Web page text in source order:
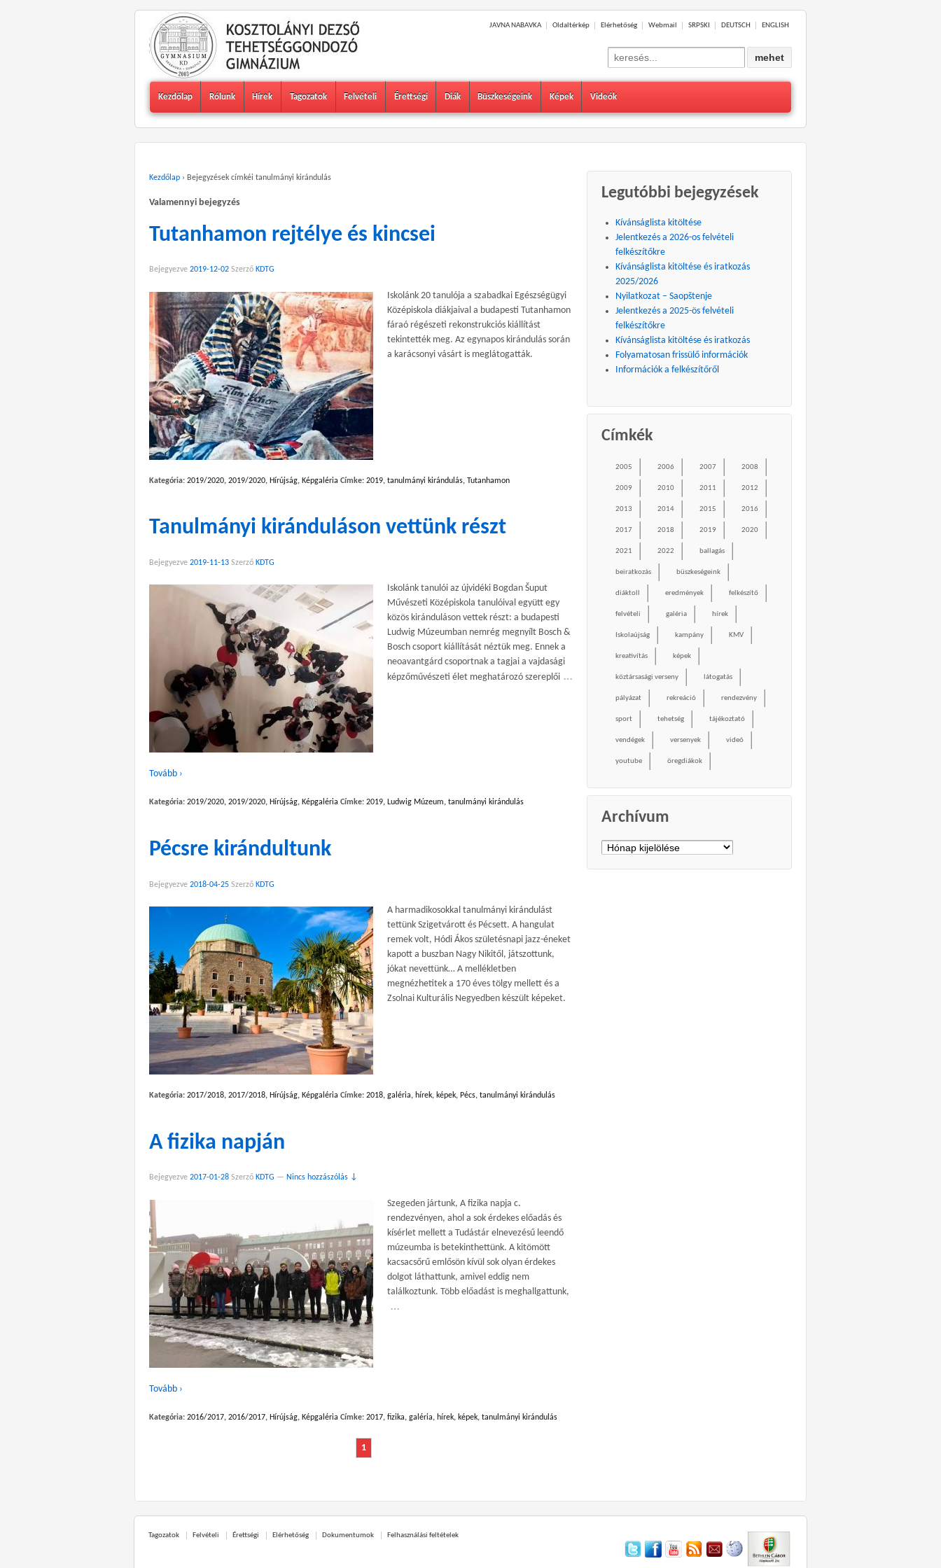
JAVNA NABAVKA Oldaltérkép Elérhetőség Webmail SRPSKI DEUTSCH ENGLISH
Search
for:
Kezdőlap Rólunk Hírek Tagozatok Felvételi Érettségi Diák Büszkeségeink Képek Videók
Kezdőlap › Bejegyzések címkéi tanulmányi kirándulás
Valamennyi bejegyzés
Tutanhamon rejtélye és kincsei
Bejegyezve 2019-12-02 Szerző KDTG
Iskolánk 20 tanulója a szabadkai Egészségügyi
Középiskola diákjaival a budapesti Tutanhamon
fáraó régészeti rekonstrukciós kiállítást
tekintették meg. Az egynapos kirándulás során
a karácsonyi vásárt is meglátogatták.
Kategória: 2019/2020, 2019/2020, Hírújság, Képgaléria Címke: 2019, tanulmányi kirándulás, Tutanhamon
Tanulmányi kiránduláson vettünk részt
Bejegyezve 2019-11-13 Szerző KDTG
Iskolánk tanulói az újvidéki Bogdan Šuput
Művészeti Középiskola tanulóival együtt egy
közös kiránduláson vettek részt: a budapesti
Ludwig Múzeumban nemrég megnyílt Bosch &
Bosch csoport kiállítását néztük meg. Ennek a
neoavantgárd csoportnak a tagjai a vajdasági
képzőművészeti élet meghatározó szereplői …
Tovább ›
Kategória: 2019/2020, 2019/2020, Hírújság, Képgaléria Címke: 2019, Ludwig Múzeum, tanulmányi kirándulás
Pécsre kirándultunk
Bejegyezve 2018-04-25 Szerző KDTG
A harmadikosokkal tanulmányi kirándulást
tettünk Szigetvárott és Pécsett. A hangulat
remek volt, Hódi Ákos születésnapi jazz-éneket
kapott a buszban Nagy Nikitől, játszottunk,
jókat nevettünk… A mellékletben
megnézhetitek a 170 éves tölgy mellett és a
Zsolnai Kulturális Negyedben készült képeket.
Kategória: 2017/2018, 2017/2018, Hírújság, Képgaléria Címke: 2018, galéria, hírek, képek, Pécs, tanulmányi kirándulás
A fizika napján
Bejegyezve 2017-01-28 Szerző KDTG — Nincs hozzászólás ↓
Szegeden jártunk, A fizika napja c.
rendezvényen, ahol a sok érdekes előadás és
kísérlet mellett a Tudástár elnevezésű leendő
múzeumba is betekinthettünk. A kitömött
kacsacsőrű emlősön kívül sok olyan érdekes
dolgot láthattunk, amivel eddig nem
találkoztunk. Több előadást is meghallgattunk,
…
Tovább ›
Kategória: 2016/2017, 2016/2017, Hírújság, Képgaléria Címke: 2017, fizika, galéria, hírek, képek, tanulmányi kirándulás
1
Legutóbbi bejegyzések
Kívánságlista kitöltése
Jelentkezés a 2026-os felvételi
felkészítőkre
Kívánságlista kitöltése és iratkozás
2025/2026
Nyilatkozat – Saopštenje
Jelentkezés a 2025-ös felvételi
felkészítőkre
Kívánságlista kitöltése és iratkozás
Folyamatosan frissülő információk
Információk a felkészítőről
Címkék
2005 2006 2007 2008
2009 2010 2011 2012
2013 2014 2015 2016
2017 2018 2019 2020
2021 2022 ballagás
beiratkozás büszkeségeink
diáktoll eredmények felkészítő
felvételi galéria hírek
Iskolaújság kampány KMV
kreativítás képek
köztársasági verseny látogatás
pályázat rekreáció rendezvény
sport tehetség tájékoztató
vendégek versenyek videó
youtube öregdiákok
Archívum
Archívum
Tagozatok Felvételi Érettségi Elérhetőség Dokumentumok Felhasználási feltételek